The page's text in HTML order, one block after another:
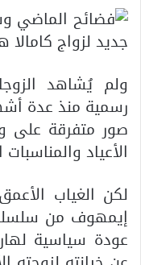
ولم يُشاهد
رسمية منذ عدة
صور متفرقة على
الأعياد
لكن الغياب
إيمهوف من
عودة سياسية